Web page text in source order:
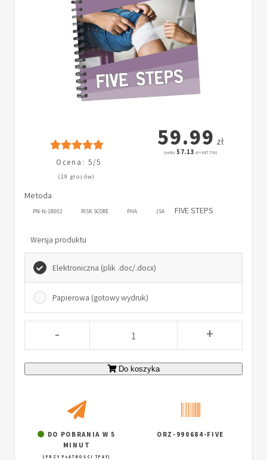
Ocena: 5/5
(29 głosów)
59.99 zł
(netto:57.13 zł + VAT: 5%)
Metoda
PN-N-18002 RISK SCORE PHA JSA FIVE STEPS
Wersja produktu
Elektroniczna (plik .doc/.docx)
Papierowa (gotowy wydruk)
- +
Do koszyka
DO POBRANIA W 5
MINUT
(PRZY PŁATNOŚCI TPAY)
ORZ-990684-FIVE